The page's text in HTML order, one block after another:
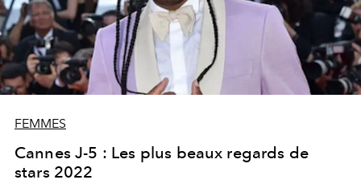
FEMMES
Cannes J-5 : Les plus beaux regards de
stars 2022